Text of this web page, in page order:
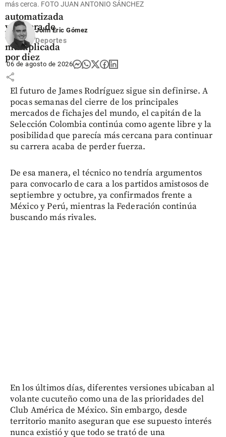
de atención
automatizada
y cartera de
crédito
multiplicada
por diez
share
más cerca. FOTO JUAN ANTONIO SÁNCHEZ
John Eric Gómez
Deportes
06 de agosto de 2026
El futuro de James Rodríguez sigue sin definirse. A
pocas semanas del cierre de los principales
mercados de fichajes del mundo, el capitán de la
Selección Colombia continúa como agente libre y la
posibilidad que parecía más cercana para continuar
su carrera acaba de perder fuerza.
De esa manera, el técnico no tendría argumentos
para convocarlo de cara a los partidos amistosos de
septiembre y octubre, ya confirmados frente a
México y Perú, mientras la Federación continúa
buscando más rivales.
En los últimos días, diferentes versiones ubicaban al
volante cucuteño como una de las prioridades del
Club América de México. Sin embargo, desde
territorio manito aseguran que ese supuesto interés
nunca existió y que todo se trató de una